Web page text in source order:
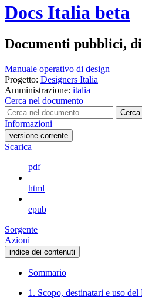
Docs Italia beta
Documenti pubblici,
Manuale operativo di design
Progetto: Designers Italia
Amministrazione: italia
Cerca nel documento
Informazioni
versione-corrente
Scarica
pdf
html
epub
Sorgente
Azioni
indice dei contenuti
Sommario
1. Scopo, destinatari e uso